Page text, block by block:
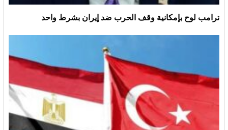
ترامب لوح بإمكانية وقف الحرب ضد إيران بشرط واحد